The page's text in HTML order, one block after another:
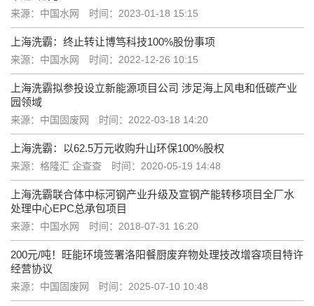
来源：中国水网 时间：2023-01-18 15:15
上海洗霸：终止转让博笃科技100%股份事项
来源：中国水网 时间：2022-12-26 10:15
上海洗霸拟参投设立新能源项目公司 涉足海上风电和低碳产业
园领域
来源：中国固废网 时间：2022-03-18 14:20
上海洗霸：以62.5万元收购升山环保100%股权
来源：格隆汇 企查查 时间：2020-05-19 14:48
上海洗霸联合体中标河钢产业升级及宣钢产能转移项目全厂水
处理中心EPC总承包项目
来源：中国水网 时间：2018-07-31 16:20
200元/吨！旺能环境签署洛阳餐厨废弃物处理技改增容项目特许
经营协议
来源：中国固废网 时间：2025-07-10 10:48